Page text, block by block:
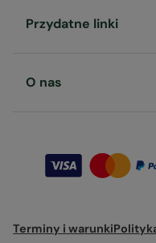
Przydatne linki
O nas
Terminy i warunki